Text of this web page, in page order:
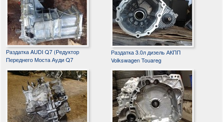
Раздатка AUDI Q7 (Редуктор
Переднего Моста Ауди Q7
Раздатка 3.0л дизель АКПП
Volkswagen Touareg